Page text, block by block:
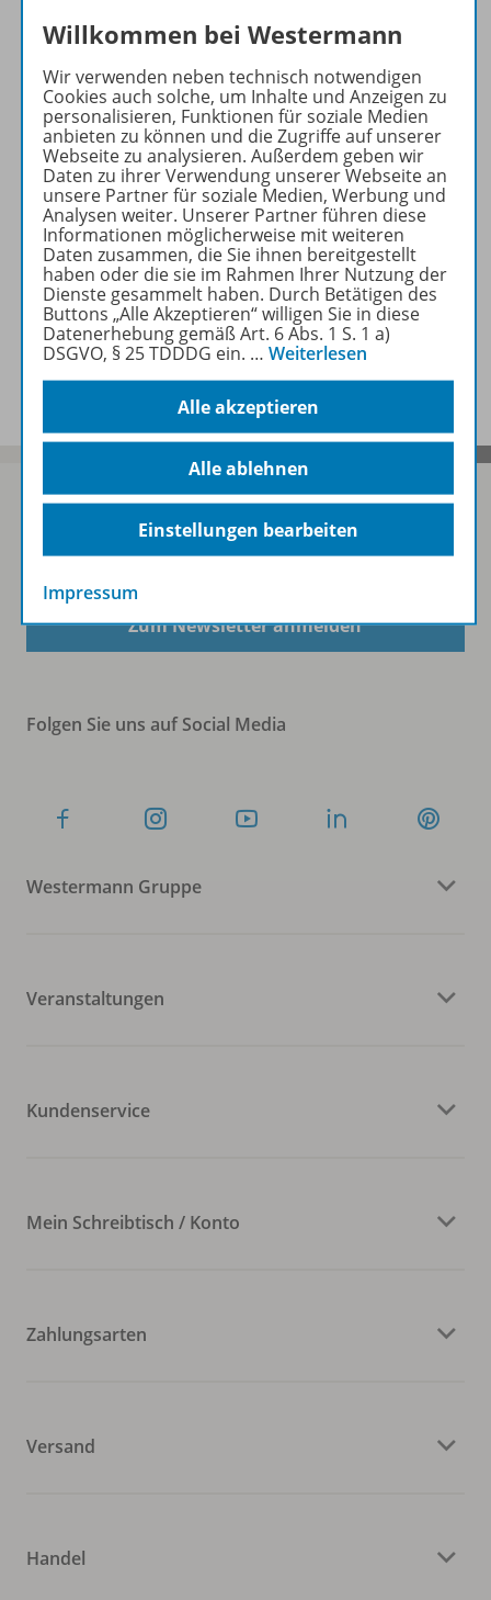
Produktinformationen
Beschreibung
Erforderliche Kontrollgeräte
Zugehörige Produkte
Benachrichtigungs-Service
Sofort profitieren
Zum Newsletter anmelden
Folgen Sie uns auf Social Media
Westermann Gruppe
Veranstaltungen
Kundenservice
Mein Schreibtisch / Konto
Zahlungsarten
Versand
Handel
Willkommen bei Westermann
Wir verwenden neben technisch notwendigen
Cookies auch solche, um Inhalte und Anzeigen zu
personalisieren, Funktionen für soziale Medien
anbieten zu können und die Zugriffe auf unserer
Webseite zu analysieren. Außerdem geben wir
Daten zu ihrer Verwendung unserer Webseite an
unsere Partner für soziale Medien, Werbung und
Analysen weiter. Unserer Partner führen diese
Informationen möglicherweise mit weiteren
Daten zusammen, die Sie ihnen bereitgestellt
haben oder die sie im Rahmen Ihrer Nutzung der
Dienste gesammelt haben. Durch Betätigen des
Buttons „Alle Akzeptieren“ willigen Sie in diese
Datenerhebung gemäß Art. 6 Abs. 1 S. 1 a)
DSGVO, § 25 TDDDG ein. … Weiterlesen
Alle akzeptieren
Alle ablehnen
Einstellungen bearbeiten
Impressum